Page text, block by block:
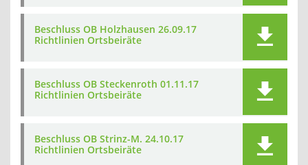
Beschluss OB Holzhausen 26.09.17
Richtlinien Ortsbeiräte
Beschluss OB Steckenroth 01.11.17
Richtlinien Ortsbeiräte
Beschluss OB Strinz-M. 24.10.17
Richtlinien Ortsbeiräte